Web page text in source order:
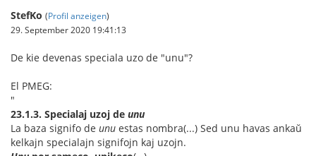
StefKo (Profil anzeigen)
29. September 2020 19:41:13
De kie devenas speciala uzo de "unu"?
El PMEG:
"
23.1.3. Specialaj uzoj de unu
La baza signifo de unu estas nombra(...) Sed unu havas ankaŭ
kelkajn specialajn signifojn kaj uzojn.